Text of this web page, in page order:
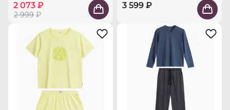
2 073 ₽
2 999 ₽
3 599 ₽